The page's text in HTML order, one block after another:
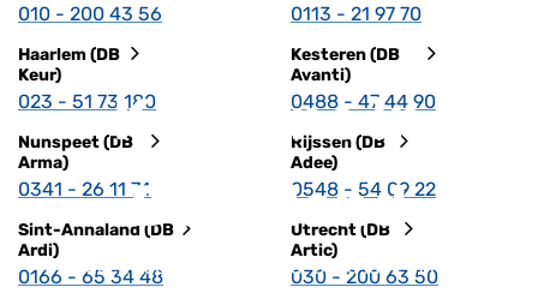
Keukens in
Duitsland
Keuken kopen in Duitsland: Goed idee of niet?
010 - 200 43 56 0113 - 21 97 70
Haarlem (DB
Keur)
023 - 51 73 180
Kesteren (DB
Avanti)
0488 - 47 44 90
Nunspeet (DB
Arma)
0341 - 26 11 74
Rijssen (DB
Adee)
0548 - 54 09 22
Sint-Annaland (DB
Ardi)
0166 - 65 34 48
Utrecht (DB
Artic)
030 - 200 63 50